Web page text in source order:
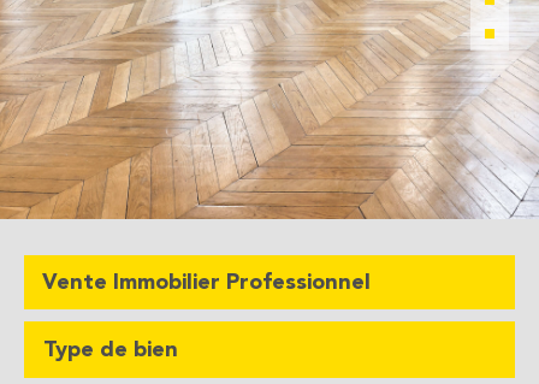
Vente Immobilier Professionnel